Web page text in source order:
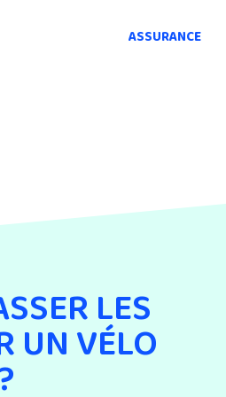
ASSURANCE
LES
UN VÉLO